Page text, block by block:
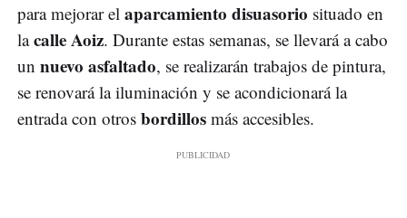
para mejorar el aparcamiento disuasorio situado en
lacalle Aoiz. Durante estas semanas, se llevará a cabo
un nuevo asfaltado, se realizarán trabajos de pintura,
se renovará la iluminación y se acondicionará la
entrada con otros bordillos más accesibles.